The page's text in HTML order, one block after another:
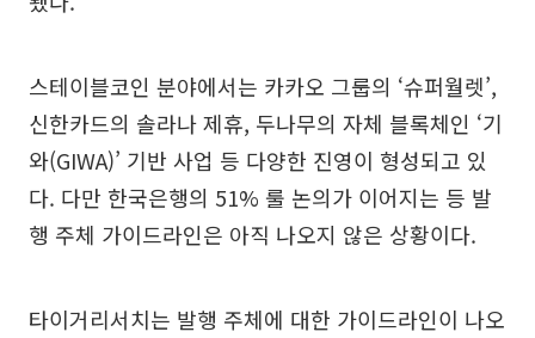
스테이블코인 분야에서는 카카오 그룹의 ‘슈퍼월렛’,
신한카드의 솔라나 제휴, 두나무의 자체 블록체인 ‘기
와(GIWA)’ 기반 사업 등 다양한 진영이 형성되고 있
다. 다만 한국은행의 51% 룰 논의가 이어지는 등 발
행 주체 가이드라인은 아직 나오지 않은 상황이다.
타이거리서치는 발행 주체에 대한 가이드라인이 나오